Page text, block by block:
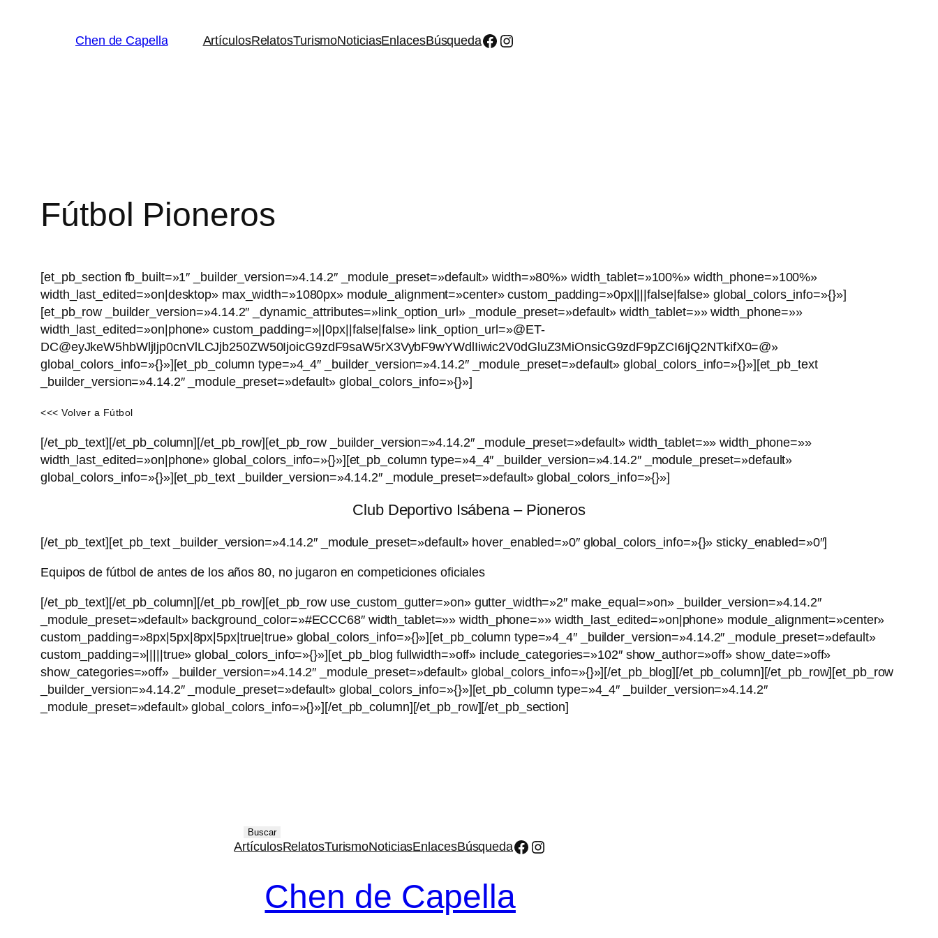
Chen de Capella ArtículosRelatosTurismoNoticiasEnlacesBúsquedaFacebook
Instagram
Fútbol Pioneros
[et_pb_section fb_built=»1″ _builder_version=»4.14.2″ _module_preset=»default» width=»80%» width_tablet=»100%» width_phone=»100%»
width_last_edited=»on|desktop» max_width=»1080px» module_alignment=»center» custom_padding=»0px||||false|false» global_colors_info=»{}»]
[et_pb_row _builder_version=»4.14.2″ _dynamic_attributes=»link_option_url» _module_preset=»default» width_tablet=»» width_phone=»»
width_last_edited=»on|phone» custom_padding=»||0px||false|false» link_option_url=»@ET-
DC@eyJkeW5hbWljIjp0cnVlLCJjb250ZW50IjoicG9zdF9saW5rX3VybF9wYWdlIiwic2V0dGluZ3MiOnsicG9zdF9pZCI6IjQ2NTkifX0=@»
global_colors_info=»{}»][et_pb_column type=»4_4″ _builder_version=»4.14.2″ _module_preset=»default» global_colors_info=»{}»][et_pb_text
_builder_version=»4.14.2″ _module_preset=»default» global_colors_info=»{}»]
<<< Volver a Fútbol
[/et_pb_text][/et_pb_column][/et_pb_row][et_pb_row _builder_version=»4.14.2″ _module_preset=»default» width_tablet=»» width_phone=»»
width_last_edited=»on|phone» global_colors_info=»{}»][et_pb_column type=»4_4″ _builder_version=»4.14.2″ _module_preset=»default»
global_colors_info=»{}»][et_pb_text _builder_version=»4.14.2″ _module_preset=»default» global_colors_info=»{}»]
Club Deportivo Isábena – Pioneros
[/et_pb_text][et_pb_text _builder_version=»4.14.2″ _module_preset=»default» hover_enabled=»0″ global_colors_info=»{}» sticky_enabled=»0″]
Equipos de fútbol de antes de los años 80, no jugaron en competiciones oficiales
[/et_pb_text][/et_pb_column][/et_pb_row][et_pb_row use_custom_gutter=»on» gutter_width=»2″ make_equal=»on» _builder_version=»4.14.2″
_module_preset=»default» background_color=»#ECCC68″ width_tablet=»» width_phone=»» width_last_edited=»on|phone» module_alignment=»center»
custom_padding=»8px|5px|8px|5px|true|true» global_colors_info=»{}»][et_pb_column type=»4_4″ _builder_version=»4.14.2″ _module_preset=»default»
custom_padding=»|||||true» global_colors_info=»{}»][et_pb_blog fullwidth=»off» include_categories=»102″ show_author=»off» show_date=»off»
show_categories=»off» _builder_version=»4.14.2″ _module_preset=»default» global_colors_info=»{}»][/et_pb_blog][/et_pb_column][/et_pb_row][et_pb_row
_builder_version=»4.14.2″ _module_preset=»default» global_colors_info=»{}»][et_pb_column type=»4_4″ _builder_version=»4.14.2″
_module_preset=»default» global_colors_info=»{}»][/et_pb_column][/et_pb_row][/et_pb_section]
Buscar
ArtículosRelatosTurismoNoticiasEnlacesBúsquedaFacebook Instagram
Chen de Capella